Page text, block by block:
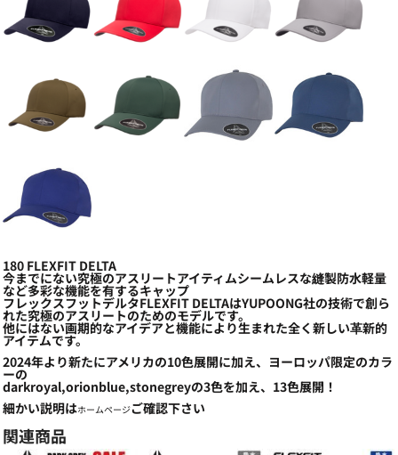
180 FLEXFIT DELTA
今までにない究極のアスリートアイティムシームレスな縫製防水軽量
など多彩な機能を有するキャップ
フレックスフットデルタFLEXFIT DELTAはYUPOONG社の技術で創ら
れた究極のアスリートのためのモデルです。
他にはない画期的なアイデアと機能により生まれた全く新しい革新的
アイテムです。
2024年より新たにアメリカの10色展開に加え、ヨーロッパ限定のカラ
ーの
darkroyal,orionblue,stonegreyの3色を加え、13色展開！
細かい説明はホームページご確認下さい
関連商品